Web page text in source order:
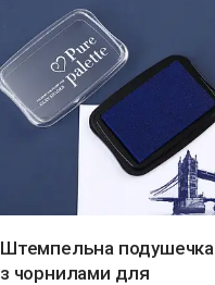
Штемпельна подушечка
з чорнилами для